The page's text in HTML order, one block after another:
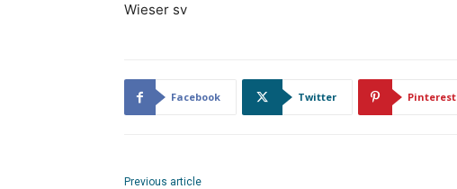
Wieser sv
Facebook Twitter Pinterest
Previous article